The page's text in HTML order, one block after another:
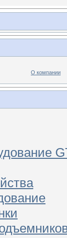
О компании